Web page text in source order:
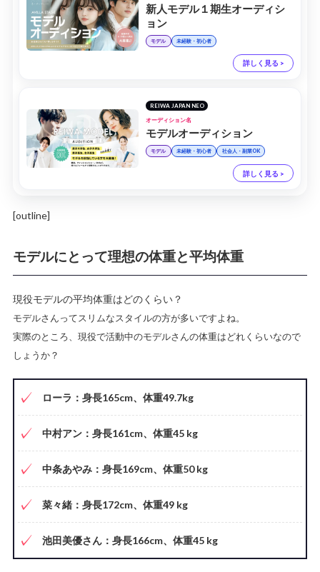
新人モデル１期生オーディシ
ョン
モデル 未経験・初心者
詳しく見る >
REIWA JAPAN NEO
オーディション名
モデルオーディション
モデル 未経験・初心者 社会人・副業OK
詳しく見る >
[outline]
モデルにとって理想の体重と平均体重
現役モデルの平均体重はどのくらい？
モデルさんってスリムなスタイルの方が多いですよね。
実際のところ、現役で活動中のモデルさんの体重はどれくらいなので
しょうか？
ローラ：身長165cm、体重49.7kg
中村アン：身長161cm、体重45 kg
中条あやみ：身長169cm、体重50 kg
菜々緒：身長172cm、体重49 kg
池田美優さん：身長166cm、体重45 kg